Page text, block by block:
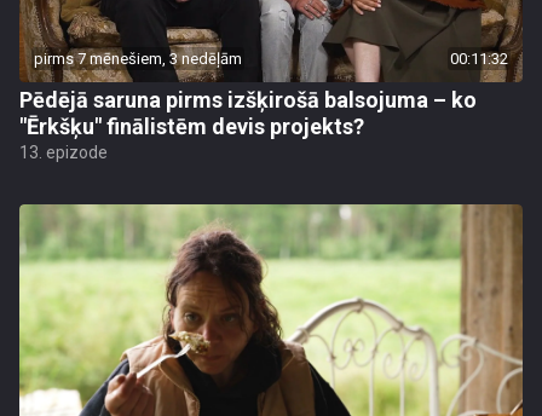
pirms 7 mēnešiem, 3 nedēļām 00:11:32
Pēdējā saruna pirms izšķirošā balsojuma – ko
"Ērkšķu" finālistēm devis projekts?
13. epizode